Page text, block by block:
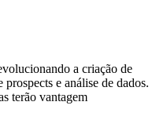
a criação de
prospects e análise de dados.
terão vantagem